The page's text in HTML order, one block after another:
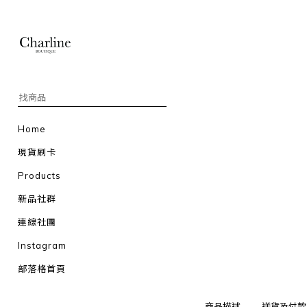
Home
現貨刷卡
Products
新品社群
連線社團
Instagram
部落格首頁